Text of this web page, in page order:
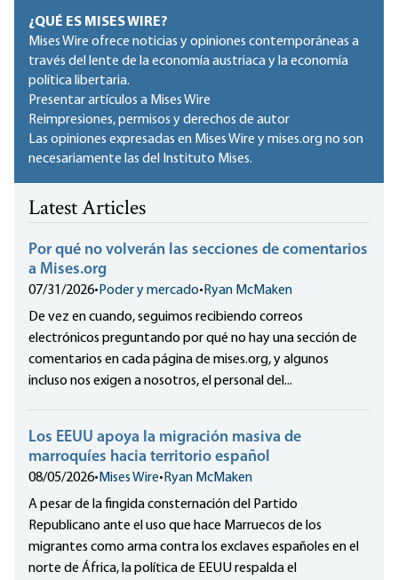
¿QUÉ ES MISES WIRE?
Mises Wire ofrece noticias y opiniones contemporáneas a
través del lente de la economía austriaca y la economía
política libertaria.
Presentar artículos a Mises Wire
Reimpresiones, permisos y derechos de autor
Las opiniones expresadas en Mises Wire y mises.org no son
necesariamente las del Instituto Mises.
Latest Articles
Por qué no volverán las secciones de comentarios
a Mises.org
07/31/2026•Poder y mercado•Ryan McMaken
De vez en cuando, seguimos recibiendo correos
electrónicos preguntando por qué no hay una sección de
comentarios en cada página de mises.org, y algunos
incluso nos exigen a nosotros, el personal del...
Los EEUU apoya la migración masiva de
marroquíes hacia territorio español
08/05/2026•Mises Wire•Ryan McMaken
A pesar de la fingida consternación del Partido
Republicano ante el uso que hace Marruecos de los
migrantes como arma contra los exclaves españoles en el
norte de África, la política de EEUU respalda el